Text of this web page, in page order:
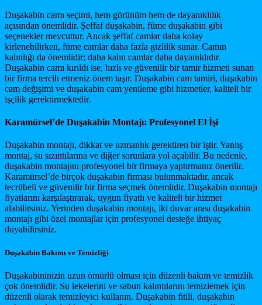
Duşakabin camı seçimi, hem görünüm hem de dayanıklılık
açısından önemlidir. Şeffaf duşakabin, füme duşakabin gibi
seçenekler mevcuttur. Ancak şeffaf camlar daha kolay
kirlenebilirken, füme camlar daha fazla gizlilik sunar. Camın
kalınlığı da önemlidir; daha kalın camlar daha dayanıklıdır.
Duşakabin camı kırıldı ise, hızlı ve güvenilir bir tamir hizmeti sunan
bir firma tercih etmeniz önem taşır. Duşakabin cam tamiri, duşakabin
cam değişimi ve duşakabin cam yenileme gibi hizmetler, kaliteli bir
işçilik gerektirmektedir.
Karamürsel’de Duşakabin Montajı: Profesyonel El İşi
Duşakabin montajı, dikkat ve uzmanlık gerektiren bir iştir. Yanlış
montaj, su sızıntılarına ve diğer sorunlara yol açabilir. Bu nedenle,
duşakabin montajını profesyonel bir firmaya yaptırmanız önerilir.
Karamürsel’de birçok duşakabin firması bulunmaktadır, ancak
tecrübeli ve güvenilir bir firma seçmek önemlidir. Duşakabin montajı
fiyatlarını karşılaştırarak, uygun fiyatlı ve kaliteli bir hizmet
alabilirsiniz. Yerinden duşakabin montajı, iki duvar arası duşakabin
montajı gibi özel montajlar için profesyonel desteğe ihtiyaç
duyabilirsiniz.
Duşakabin Bakımı ve Temizliği
Duşakabininizin uzun ömürlü olması için düzenli bakım ve temizlik
çok önemlidir. Su lekelerini ve sabun kalıntılarını temizlemek için
düzenli olarak temizleyici kullanın. Duşakabin fitili, duşakabin